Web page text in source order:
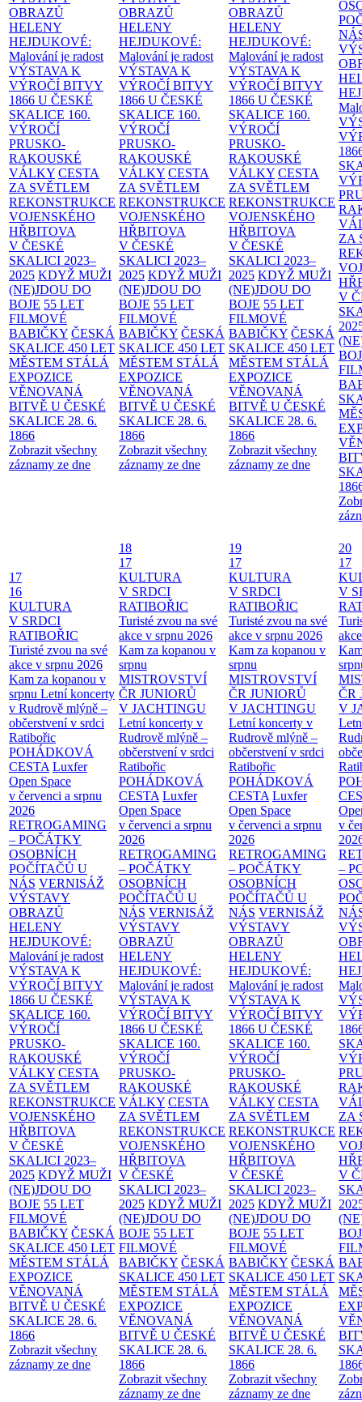
OBRAZŮ
HELENY
HEJDUKOVÉ:
Malování je radost
VÝSTAVA K
VÝROČÍ BITVY
1866 U ČESKÉ
SKALICE 160.
VÝROČÍ
PRUSKO-
RAKOUSKÉ
VÁLKY CESTA
ZA SVĚTLEM
REKONSTRUKCE
VOJENSKÉHO
HŘBITOVA
V ČESKÉ
SKALICI 2023–
2025 KDYŽ MUŽI
(NE)JDOU DO
BOJE 55 LET
FILMOVÉ
BABIČKY ČESKÁ
SKALICE 450 LET
MĚSTEM STÁLÁ
EXPOZICE
VĚNOVANÁ
BITVĚ U ČESKÉ
SKALICE 28. 6.
1866
Zobrazit všechny
záznamy ze dne
OBRAZŮ
HELENY
HEJDUKOVÉ:
Malování je radost
VÝSTAVA K
VÝROČÍ BITVY
1866 U ČESKÉ
SKALICE 160.
VÝROČÍ
PRUSKO-
RAKOUSKÉ
VÁLKY CESTA
ZA SVĚTLEM
REKONSTRUKCE
VOJENSKÉHO
HŘBITOVA
V ČESKÉ
SKALICI 2023–
2025 KDYŽ MUŽI
(NE)JDOU DO
BOJE 55 LET
FILMOVÉ
BABIČKY ČESKÁ
SKALICE 450 LET
MĚSTEM STÁLÁ
EXPOZICE
VĚNOVANÁ
BITVĚ U ČESKÉ
SKALICE 28. 6.
1866
Zobrazit všechny
záznamy ze dne
OBRAZŮ
HELENY
HEJDUKOVÉ:
Malování je radost
VÝSTAVA K
VÝROČÍ BITVY
1866 U ČESKÉ
SKALICE 160.
VÝROČÍ
PRUSKO-
RAKOUSKÉ
VÁLKY CESTA
ZA SVĚTLEM
REKONSTRUKCE
VOJENSKÉHO
HŘBITOVA
V ČESKÉ
SKALICI 2023–
2025 KDYŽ MUŽI
(NE)JDOU DO
BOJE 55 LET
FILMOVÉ
BABIČKY ČESKÁ
SKALICE 450 LET
MĚSTEM STÁLÁ
EXPOZICE
VĚNOVANÁ
BITVĚ U ČESKÉ
SKALICE 28. 6.
1866
Zobrazit všechny
záznamy ze dne
ZA
V
17
16
KULTURA
V SRDCI
RATIBOŘIC
Turisté zvou na své
akce v srpnu 2026
Kam za kopanou v
srpnu Letní koncerty
v Rudrově mlýně –
občerstvení v srdci
Ratibořic
POHÁDKOVÁ
CESTA Luxfer
Open Space
v červenci a srpnu
2026
RETROGAMING
– POČÁTKY
OSOBNÍCH
POČÍTAČŮ U
NÁS VERNISÁŽ
VÝSTAVY
OBRAZŮ
HELENY
HEJDUKOVÉ:
Malování je radost
VÝSTAVA K
VÝROČÍ BITVY
1866 U ČESKÉ
SKALICE 160.
VÝROČÍ
PRUSKO-
RAKOUSKÉ
VÁLKY CESTA
ZA SVĚTLEM
REKONSTRUKCE
VOJENSKÉHO
HŘBITOVA
V ČESKÉ
SKALICI 2023–
2025 KDYŽ MUŽI
(NE)JDOU DO
BOJE 55 LET
FILMOVÉ
BABIČKY ČESKÁ
SKALICE 450 LET
MĚSTEM STÁLÁ
EXPOZICE
VĚNOVANÁ
BITVĚ U ČESKÉ
SKALICE 28. 6.
1866
Zobrazit všechny
záznamy ze dne
18
17
KULTURA
V SRDCI
RATIBOŘIC
Turisté zvou na své
akce v srpnu 2026
Kam za kopanou v
srpnu
MISTROVSTVÍ
ČR JUNIORŮ
V JACHTINGU
Letní koncerty v
Rudrově mlýně –
občerstvení v srdci
Ratibořic
POHÁDKOVÁ
CESTA Luxfer
Open Space
v červenci a srpnu
2026
RETROGAMING
– POČÁTKY
OSOBNÍCH
POČÍTAČŮ U
NÁS VERNISÁŽ
VÝSTAVY
OBRAZŮ
HELENY
HEJDUKOVÉ:
Malování je radost
VÝSTAVA K
VÝROČÍ BITVY
1866 U ČESKÉ
SKALICE 160.
VÝROČÍ
PRUSKO-
RAKOUSKÉ
VÁLKY CESTA
ZA SVĚTLEM
REKONSTRUKCE
VOJENSKÉHO
HŘBITOVA
V ČESKÉ
SKALICI 2023–
2025 KDYŽ MUŽI
(NE)JDOU DO
BOJE 55 LET
FILMOVÉ
BABIČKY ČESKÁ
SKALICE 450 LET
MĚSTEM STÁLÁ
EXPOZICE
VĚNOVANÁ
BITVĚ U ČESKÉ
SKALICE 28. 6.
1866
Zobrazit všechny
záznamy ze dne
19
17
KULTURA
V SRDCI
RATIBOŘIC
Turisté zvou na své
akce v srpnu 2026
Kam za kopanou v
srpnu
MISTROVSTVÍ
ČR JUNIORŮ
V JACHTINGU
Letní koncerty v
Rudrově mlýně –
občerstvení v srdci
Ratibořic
POHÁDKOVÁ
CESTA Luxfer
Open Space
v červenci a srpnu
2026
RETROGAMING
– POČÁTKY
OSOBNÍCH
POČÍTAČŮ U
NÁS VERNISÁŽ
VÝSTAVY
OBRAZŮ
HELENY
HEJDUKOVÉ:
Malování je radost
VÝSTAVA K
VÝROČÍ BITVY
1866 U ČESKÉ
SKALICE 160.
VÝROČÍ
PRUSKO-
RAKOUSKÉ
VÁLKY CESTA
ZA SVĚTLEM
REKONSTRUKCE
VOJENSKÉHO
HŘBITOVA
V ČESKÉ
SKALICI 2023–
2025 KDYŽ MUŽI
(NE)JDOU DO
BOJE 55 LET
FILMOVÉ
BABIČKY ČESKÁ
SKALICE 450 LET
MĚSTEM STÁLÁ
EXPOZICE
VĚNOVANÁ
BITVĚ U ČESKÉ
SKALICE 28. 6.
1866
Zobrazit všechny
záznamy ze dne
20
17
V
ČR
V
v
–
ZA
V